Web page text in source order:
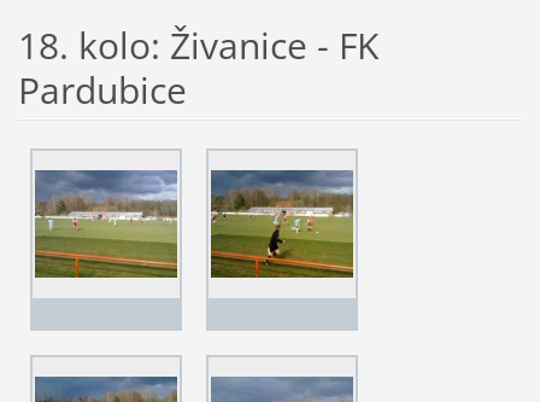
18. kolo: Živanice - FK
Pardubice